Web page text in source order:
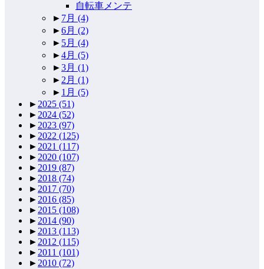
自転車メンテ
► 7月 (4)
►6月 (2)
► 5月 (4)
►4月 (5)
►3月 (1)
► 2月 (1)
► 1月 (5)
► 2025 (51)
► 2024 (52)
► 2023 (97)
► 2022 (125)
► 2021 (117)
► 2020 (107)
► 2019 (87)
► 2018 (74)
► 2017 (70)
► 2016 (85)
► 2015 (108)
► 2014 (90)
► 2013 (113)
► 2012 (115)
► 2011 (101)
► 2010 (72)